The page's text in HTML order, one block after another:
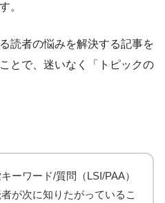
。
読者の悩みを解決する記事を
とで、迷いなく「トピックの
ーワード/質問（LSI/PAA）
が次に知りたがっているこ